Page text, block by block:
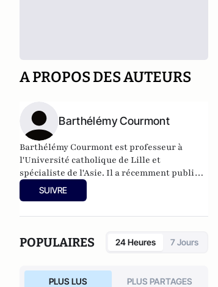
A PROPOS DES AUTEURS
Barthélémy Courmont
Barthélémy Courmont est professeur à
l'Université catholique de Lille et
spécialiste de l'Asie. Il a récemment publié
La Chine face au monde, chez Eyrolles.
SUIVRE
POPULAIRES 24 Heures 7 Jours
PLUS LUS PLUS PARTAGES